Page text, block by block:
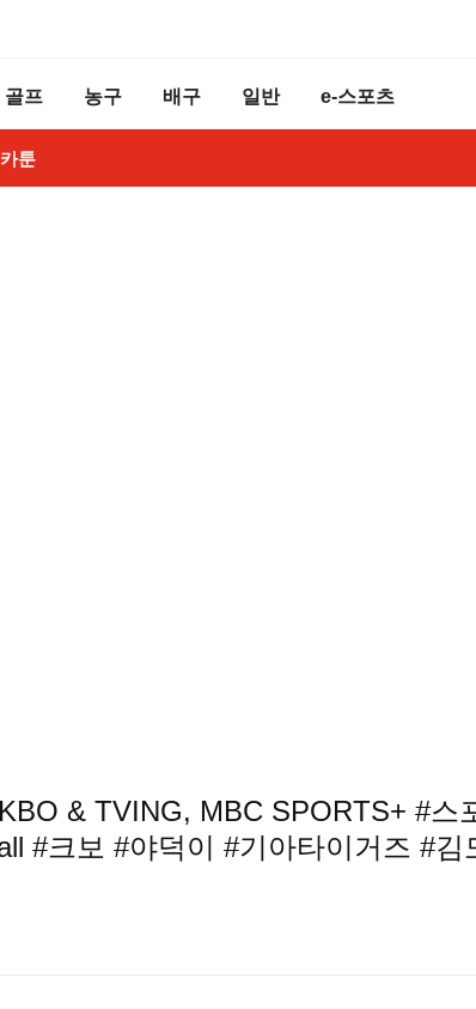
골프 농구 배구 일반 e-스포츠
툰
& TVING, MBC SPORTS+ #스
#크보 #야덕이 #기아타이거즈 #김